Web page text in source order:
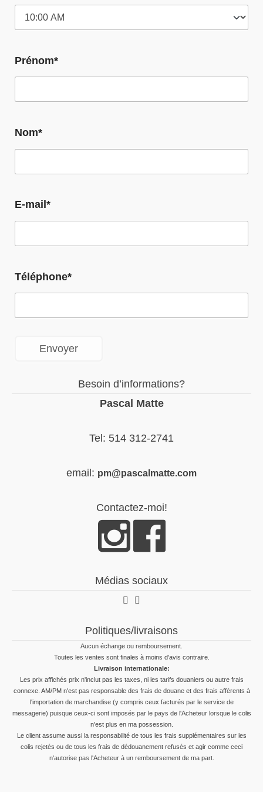
Prénom*
Nom*
E-mail*
Téléphone*
Besoin d’informations?
Pascal Matte
Tel: 514 312-2741
email: pm@pascalmatte.com
Contactez-moi!
Médias sociaux
Politiques/livraisons
Aucun échange ou remboursement.
Toutes les ventes sont finales à moins d'avis contraire.
Livraison internationale:
Les prix affichés prix n'inclut pas les taxes, ni les tarifs douaniers ou autre frais
connexe. AM/PM n'est pas responsable des frais de douane et des frais afférents à
l'importation de marchandise (y compris ceux facturés par le service de
messagerie) puisque ceux-ci sont imposés par le pays de l'Acheteur lorsque le colis
n'est plus en ma possession.
Le client assume aussi la responsabilité de tous les frais supplémentaires sur les
colis rejetés ou de tous les frais de dédouanement refusés et agir comme ceci
n'autorise pas l'Acheteur à un remboursement de ma part.